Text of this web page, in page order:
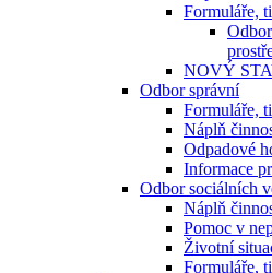
Formuláře,
NOVÝ
Odbor správní
Formuláře,
Náplň
Odpadové
Informace
Odbor sociálních
Náplň
Pomoc v
Životní
Formuláře,